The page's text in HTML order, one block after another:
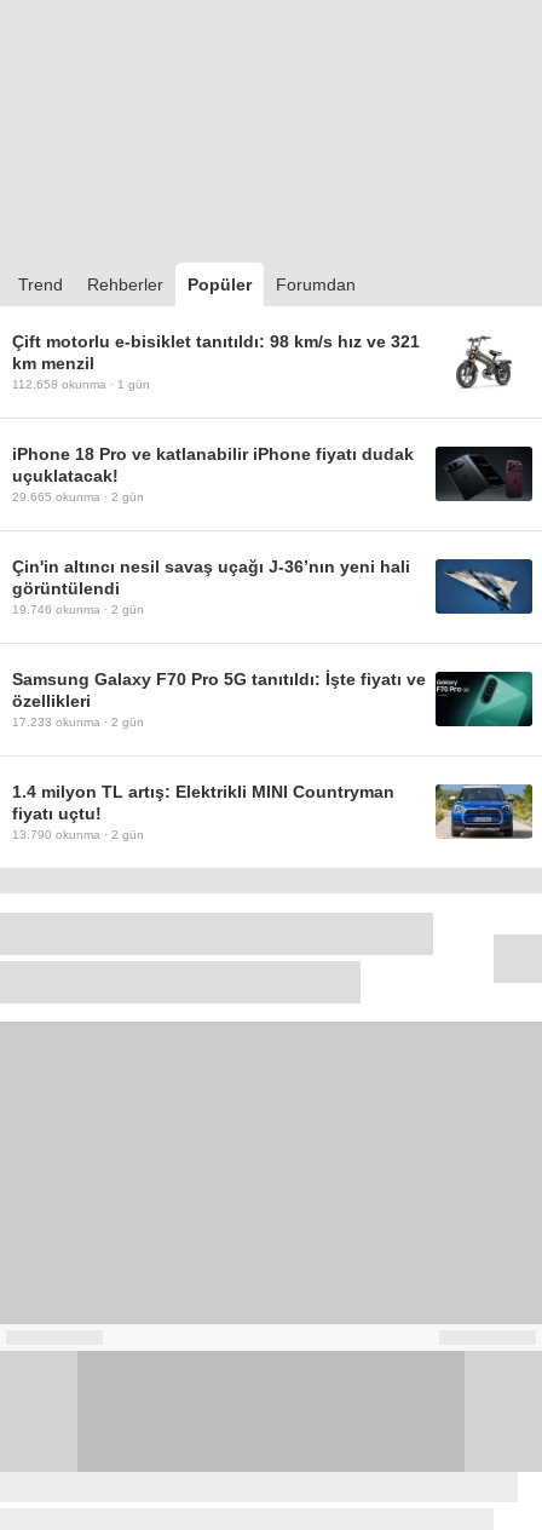
Trend Rehberler Popüler Forumdan
Çift motorlu e-bisiklet tanıtıldı: 98 km/s hız ve 321
km menzil
112.658 okunma · 1 gün
iPhone 18 Pro ve katlanabilir iPhone fiyatı dudak
uçuklatacak!
29.665 okunma · 2 gün
Çin'in altıncı nesil savaş uçağı J-36’nın yeni hali
görüntülendi
19.746 okunma · 2 gün
Samsung Galaxy F70 Pro 5G tanıtıldı: İşte fiyatı ve
özellikleri
17.233 okunma · 2 gün
1.4 milyon TL artış: Elektrikli MINI Countryman
fiyatı uçtu!
13.790 okunma · 2 gün